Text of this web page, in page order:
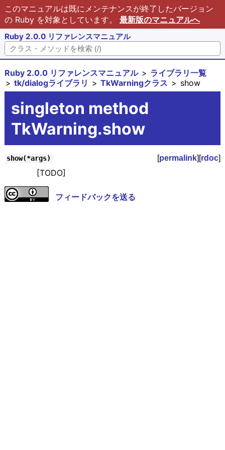
このマニュアルは既にメンテナンスが終了したバージョン
の Ruby を対象としています。 最新版のマニュアルへ
Ruby 2.0.0 リファレンスマニュアル
Ruby 2.0.0 リファレンスマニュアル
ライブラリ一覧
tk/dialogライブラリ
TkWarningクラス show
singleton method
TkWarning.show
show(*args) [permalink][rdoc]
[TODO]
フィードバックを送る